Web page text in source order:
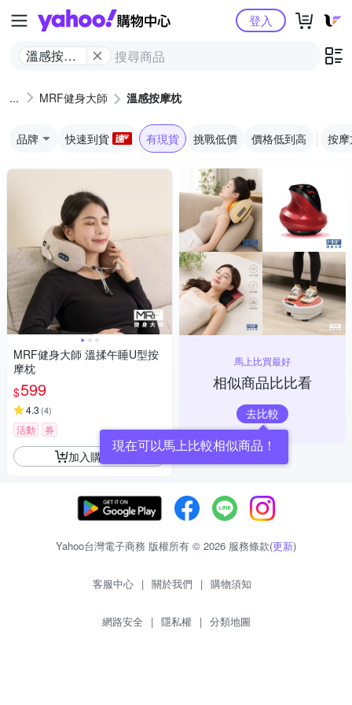
Yahoo購物中心
溫感按摩
登入
MRF健身大師 溫感按摩枕
品牌 快速到貨 有現貨 挑戰低價 價格低到高 按
MRF健身大師 溫揉午睡U型按
摩枕
$599
4.3 (4)
活動 券
加入購物車
馬上比買最好
相似商品比比看
去比較
現在可以馬上比較相似商品！
Yahoo台灣電子商務 版權所有 © 2026 服務條款(更新)
客服中心 | 關於我們 | 購物須知
網路安全 | 隱私權 | 分類地圖